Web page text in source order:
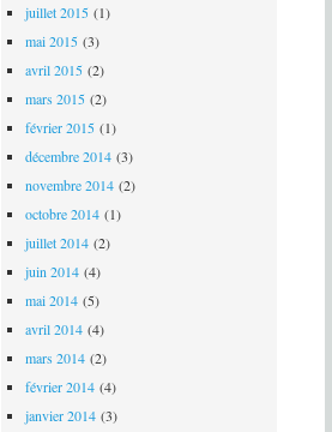
juillet 2015 (1)
mai 2015 (3)
avril 2015 (2)
mars 2015 (2)
février 2015 (1)
décembre 2014 (3)
novembre 2014 (2)
octobre 2014 (1)
juillet 2014 (2)
juin 2014 (4)
mai 2014 (5)
avril 2014 (4)
mars 2014 (2)
février 2014 (4)
janvier 2014 (3)